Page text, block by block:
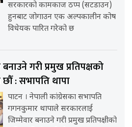
सरकारको कामकाज ठप्प (सटडाउन)
हुनबाट जोगाउन एक अल्पकालीन कोष
विधेयक पारित गरेको छ
गरी प्रमुख प्रतिपक्षको
: सभापति थापा
पाटन । नेपाली कांग्रेसका सभापति
गगनकुमार थापाले सरकारलाई
जिम्मेवार बनाउने गरी प्रमुख प्रतिपक्षीको